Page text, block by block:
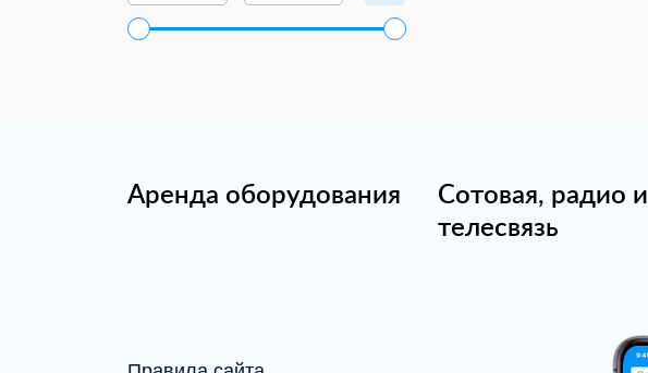
Аренда оборудования
Сотовая, радио и
телесвязь